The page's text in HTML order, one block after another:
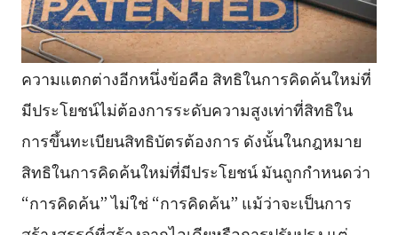
ความแตกต่างอีกหนึ่งข้อคือ สิทธิในการคิดค้นใหม่ที่
มีประโยชน์ไม่ต้องการระดับความสูงเท่าที่สิทธิใน
การขึ้นทะเบียนสิทธิบัตรต้องการ ดังนั้นในกฎหมาย
สิทธิในการคิดค้นใหม่ที่มีประโยชน์ มันถูกกำหนดว่า
“การคิดค้น” ไม่ใช่ “การคิดค้น” แม้ว่าจะเป็นการ